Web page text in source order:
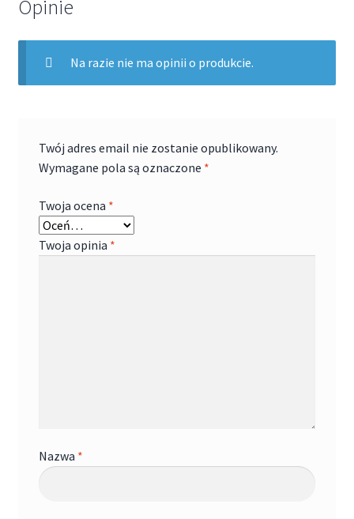
Opinie
Na razie nie ma opinii o produkcie.
Twój adres email nie zostanie opublikowany.
Wymagane pola są oznaczone *
Twoja ocena *
Twoja opinia *
Nazwa *